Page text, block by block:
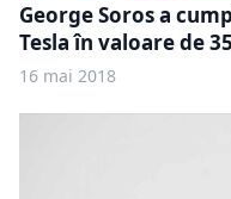
George Soros a
Tesla în valoare de
16 mai 2018